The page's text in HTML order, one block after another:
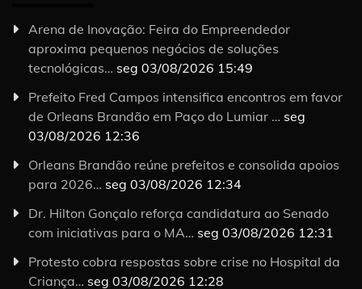
Arena de Inovação: Feira do Empreendedor
aproxima pequenos negócios de soluções
tecnológicas… seg 03/08/2026 15:49
Prefeito Fred Campos intensifica encontros em favor
de Orleans Brandão em Paço do Lumiar … seg
03/08/2026 12:36
Orleans Brandão reúne prefeitos e consolida apoios
para 2026… seg 03/08/2026 12:34
Dr. Hilton Gonçalo reforça candidatura ao Senado
com iniciativas para o MA… seg 03/08/2026 12:31
Protesto cobra respostas sobre crise no Hospital da
Criança… seg 03/08/2026 12:28